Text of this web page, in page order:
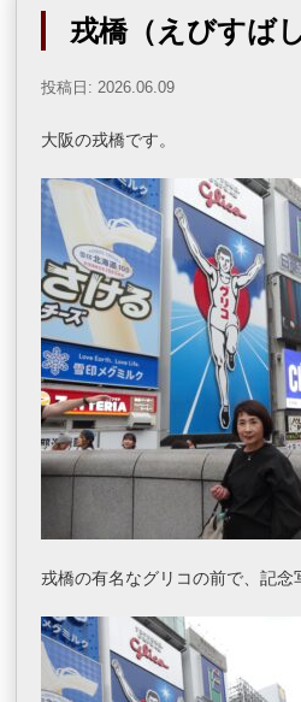
戎橋（えびすばし
投稿日: 2026.06.09
大阪の戎橋です。
戎橋の有名なグリコの前で、記念